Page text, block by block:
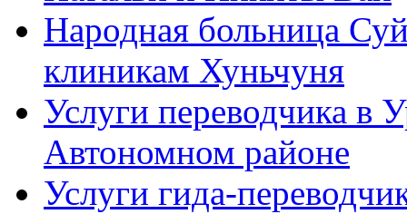
Народная больница
клиникам Хуньчуня
Услуги переводчика в
Автономном районе
Услуги гида-